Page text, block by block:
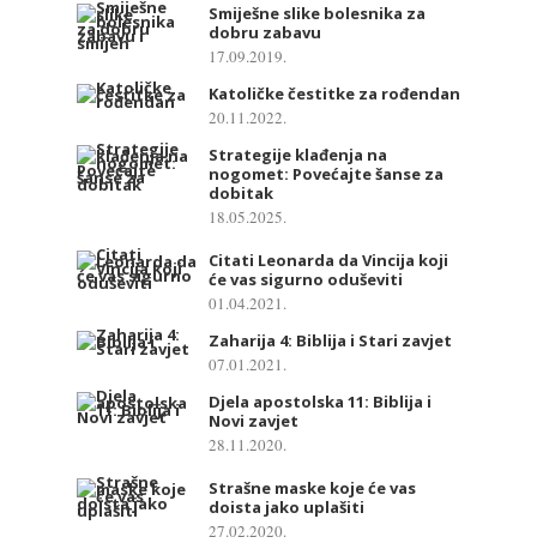
Smiješne slike bolesnika za
dobru zabavu
17.09.2019.
Katoličke čestitke za rođendan
20.11.2022.
Strategije klađenja na
nogomet: Povećajte šanse za
dobitak
18.05.2025.
Citati Leonarda da Vincija koji
će vas sigurno oduševiti
01.04.2021.
Zaharija 4: Biblija i Stari zavjet
07.01.2021.
Djela apostolska 11: Biblija i
Novi zavjet
28.11.2020.
Strašne maske koje će vas
doista jako uplašiti
27.02.2020.